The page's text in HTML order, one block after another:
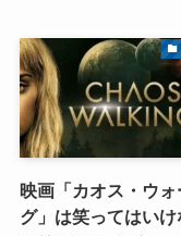
映画「カオス・ウ
グ」は笑ってはい